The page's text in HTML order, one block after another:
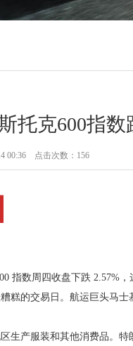
托克600指数
00:36 点击次数：156
数周四收盘下跌 2.57%，
的交易日。航运巨头马士
产服装和其他消费品。特